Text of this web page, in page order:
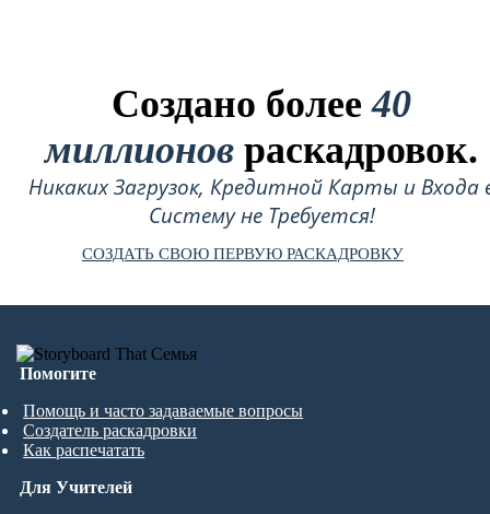
Создано более40
миллионов раскадровок.
Никаких Загрузок, Кредитной Карты и Входа
Систему не Требуется!
СОЗДАТЬ СВОЮ ПЕРВУЮ РАСКАДРОВКУ
Помогите
Помощь и часто задаваемые вопросы
Создатель раскадровки
Как распечатать
Для Учителей